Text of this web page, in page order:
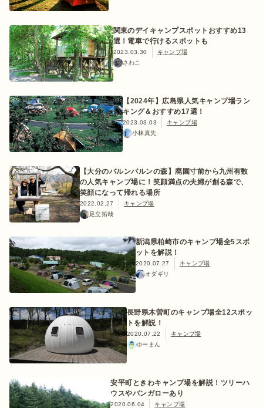
関東のデイキャンプスポットおすすめ13
選！電車で行けるスポットも
2023.03.30
キャンプ場
さわこ
【2024年】広島県人気キャンプ場ラン
キング＆おすすめ17選！
2023.03.03
キャンプ場
小林真先
【大分のバルンバルンの森】廃園寸前から九州有数
の人気キャンプ場に！笑顔満点の夫婦が創る森で、
笑顔になって帰れる場所
2022.02.27
キャンプ場
足立拓哉
新潟県柏崎市のキャンプ場全5スポ
ットを解説！
2020.07.27
キャンプ場
オダギリ
長野県木曽町のキャンプ場全12スポッ
トを解説！
2020.07.22
キャンプ場
ゆーまん
安平町ときわキャンプ場を解説！ツリーハ
ウスやバンガローあり
2020.06.04
キャンプ場
how to
初めての方
ログイン/会員登録
検索
ショップ